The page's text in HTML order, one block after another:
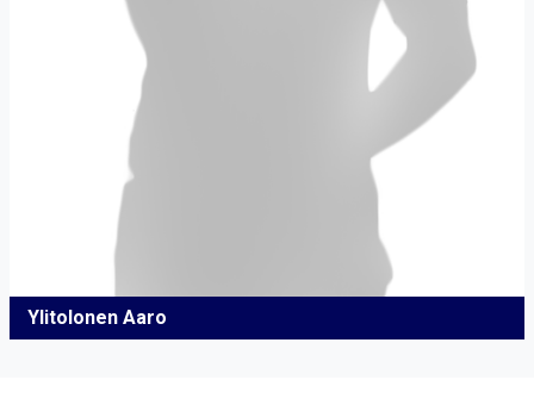
Ylitolonen Aaro